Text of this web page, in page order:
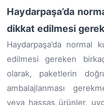
Haydarpaşa’da
dikkat edilmesi
Haydarpaşa’da normal
edilmesi gereken
olarak, paketlerin
ambalajlanması
veya hassas ürünler,